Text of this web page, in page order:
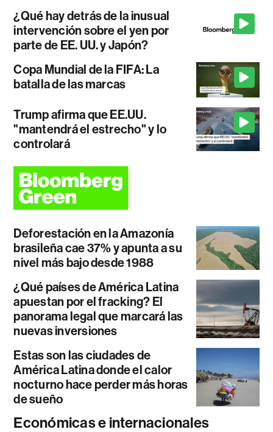
¿Qué hay detrás de la inusual
intervención sobre el yen por
parte de EE. UU. y Japón?
Copa Mundial de la FIFA: La
batalla de las marcas
Trump afirma que EE.UU.
"mantendrá el estrecho" y lo
controlará
Deforestación en la Amazonía
brasileña cae 37% y apunta a su
nivel más bajo desde 1988
¿Qué países de América Latina
apuestan por el fracking? El
panorama legal que marcará las
nuevas inversiones
Estas son las ciudades de
América Latina donde el calor
nocturno hace perder más horas
de sueño
Económicas e internacionales